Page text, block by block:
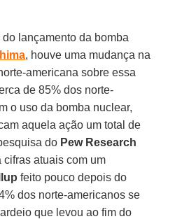
lançamento da bomba
, houve uma mudança na
americana sobre essa
de 85% dos norte-
o uso da bomba nuclear,
aquela ação um total de
do Pew Research
cifras atuais com um
feito pouco depois do
dos norte-americanos se
que levou ao fim do